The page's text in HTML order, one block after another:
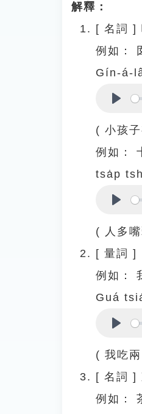
解釋：
[ 名詞 ]
例如：
Gín-á-
( 小孩
例如：
tsa̍p
( 人多
[ 量詞 ]
例如：
Guá
( 我吃
[ 名詞 ]
例如：